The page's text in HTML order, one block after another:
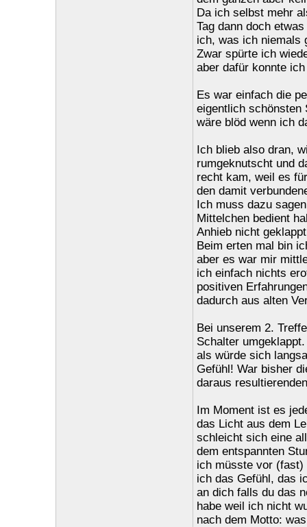
Da ich selbst mehr
Tag dann doch
ich, was ich niemals
Zwar spürte ich
aber dafür konnte
Es war einfach die
eigentlich schönsten
wäre blöd wenn ich
Ich blieb also dran,
rumgeknutscht und
recht kam, weil es
den damit
Ich muss dazu
Mittelchen bedient
Anhieb nicht
Beim erten mal bin
aber es war mir
ich einfach nichts
positiven
dadurch aus alten
Bei unserem 2.
Schalter
als würde sich
Gefühl! War bisher
daraus
Im Moment ist es
das Licht aus dem
schleicht sich eine
dem entspannten
ich müsste vor (fast)
ich das Gefühl, das
an dich falls du das
habe weil ich nicht
nach dem Motto: